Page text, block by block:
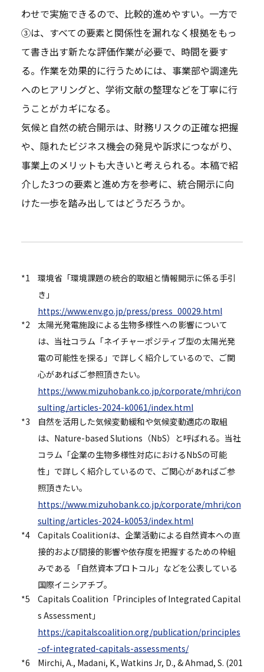
わせで実施できるので、比較的進めやすい。一方で
③は、すべての要素と関係性を漏れなく根拠をもっ
て書き出す新たな評価作業が必要で、時間を要す
る。作業を効果的に行うためには、事業部や調達先
へのヒアリングと、学術文献の整理などを丁寧に行
うことがカギになる。
気候と自然の統合開示は、財務リスクの正確な把握
や、隠れたビジネス機会の発見や訴求につながり、
事業上のメリットも大きいと考えられる。本稿で紹
介した3つの要素と進め方を参考に、統合開示に向
けた一歩を踏み出してはどうだろうか。
*1
環境省「環境課題の統合的取組と情報開示に係る手引
き」
https://www.env.go.jp/press/press_00029.html
*2
太陽光発電施設による生物多様性への影響について
は、当社コラム「ネイチャーポジティブ型の太陽光発
電の可能性を探る」で詳しく紹介しているので、ご関
心があればご参照頂きたい。
https://www.mizuhobank.co.jp/corporate/mhri/con
sulting/articles-2024-k0061/index.html
*3
自然を活用した気候変動緩和や気候変動適応の取組
は、Nature-based Slutions（NbS）と呼ばれる。当社
コラム「企業の生物多様性対応におけるNbSの可能
性」で詳しく紹介しているので、ご関心があればご参
照頂きたい。
https://www.mizuhobank.co.jp/corporate/mhri/con
sulting/articles-2024-k0053/index.html
*4
Capitals Coalitionは、企業活動による自然資本への直
接的および間接的影響や依存度を把握するための枠組
みである 「自然資本プロトコル」などを公表している
国際イニシアチブ。
*5
Capitals Coalition「Principles of Integrated Capital
s Assessment」
https://capitalscoalition.org/publication/principles
-of-integrated-capitals-assessments/
*6
Mirchi, A., Madani, K., Watkins Jr, D., & Ahmad, S. (201